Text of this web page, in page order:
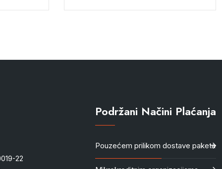
22
Podržani Načini Plaćanja
Pouzećem prilikom dostave paketa